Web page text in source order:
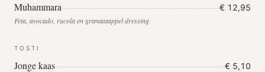
Muhammara € 12,95
Feta, avocado, rucola en granaatappel dressing
TOSTI
Jonge kaas € 5,10